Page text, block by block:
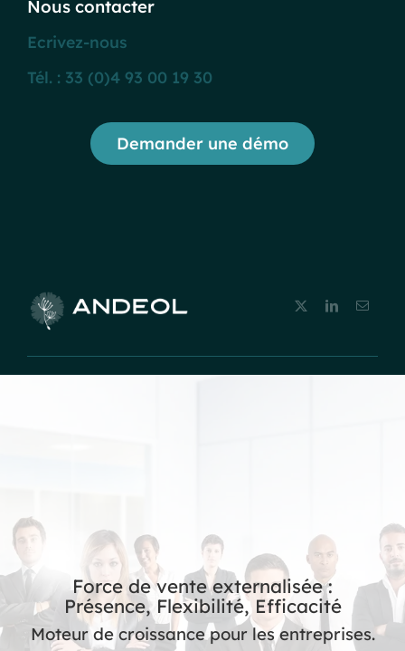
Nous contacter
Ecrivez-nous
Tél. : 33 (0)4 93 00 19 30
Demander une démo
Force de vente externalisée :
Présence, Flexibilité, Efficacité
Moteur de croissance pour les entreprises.